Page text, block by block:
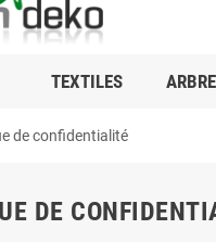
TEXTILES
de confidentialité
DE